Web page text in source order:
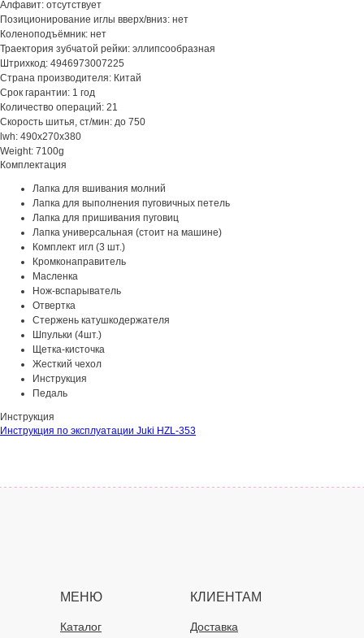
Алфавит: отсутствует
Позиционирование иглы вверх/вниз: нет
Коленоподъёмник: нет
Траектория зубчатой рейки: эллипсообразная
Штрихкод: 4946973007225
Страна производителя: Китай
Срок гарантии: 1 год
Количество операций: 21
Скорость шитья, ст/мин: до 750
lwh: 490x270x380
Weight: 7100g
Комплектация
Лапка для вшивания молний
Лапка для выполнения пуговичных петель
Лапка для пришивания пуговиц
Лапка универсальная (стоит на машине)
Комплект игл (3 шт.)
Кромконаправитель
Масленка
Нож-вспарыватель
Отвертка
Стержень катушкодержателя
Шпульки (4шт.)
Щетка-кисточка
Жесткий чехол
Инструкция
Педаль
Инструкция
Инструкция по эксплуатации Juki HZL-353
МЕНЮ КЛИЕНТАМ
Каталог Доставка